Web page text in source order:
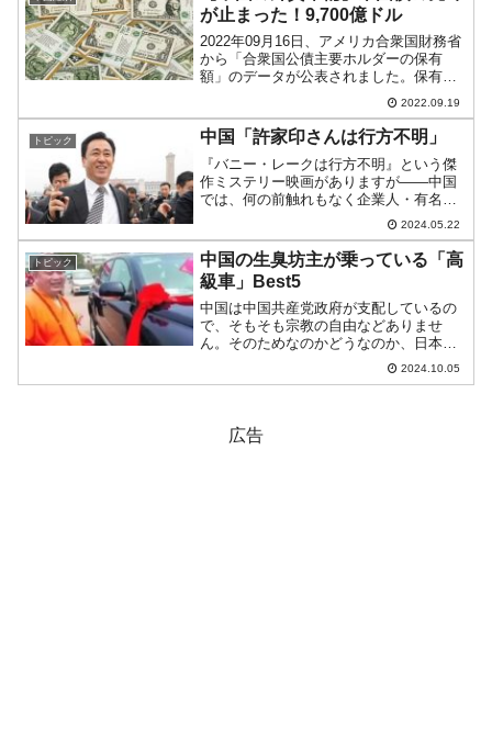
が止まった！9,700億ドル
2022年09月16日、アメリカ合衆国財務省
から「合衆国公債主要ホルダーの保有
額」のデータが公表されました。保有額1
兆ドルを割って、どこまで売り続けるの
か注目されているのが中国。以下が公表
データです。⇒データ出典：『アメリカ
合衆国 財務省』...
2022.09.19
トピック 中国「許家印さんは行方不明」
『バニー・レークは行方不明』という傑
作ミステリー映画がありますが――中国
では、何の前触れもなく企業人・有名
人・要人が失踪します。こちらはミステ
リーではなく、極めて現実的かつ「中国
共産党のしわざ」とネタが割れていま
す。後で中国公安によって拘束...
2024.05.22
トピック
中国の生臭坊主が乗っている「高
級車」Best5
中国は中国共産党政府が支配しているの
で、そもそも宗教の自由などありませ
ん。そのためなのかどうなのか、日本と
は「寺院」についての考え方がずいぶん
違います。参拝する（というか観光？）
2024.10.05
広告